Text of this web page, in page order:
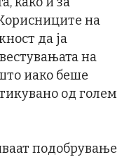
на
да ја
на
иако беше
од голем
подобрување